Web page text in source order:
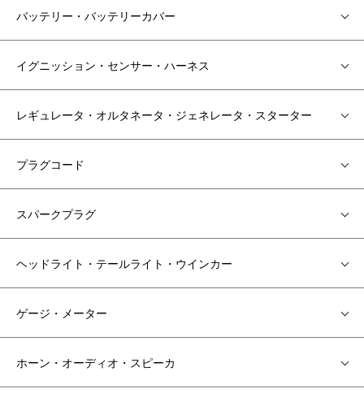
バッテリー・バッテリーカバー
イグニッション・センサー・ハーネス
レギュレータ・オルタネータ・ジェネレータ・スターター
プラグコード
スパークプラグ
ヘッドライト・テールライト・ウインカー
ゲージ・メーター
ホーン・オーディオ・スピーカ